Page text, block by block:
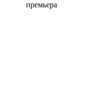
премьера